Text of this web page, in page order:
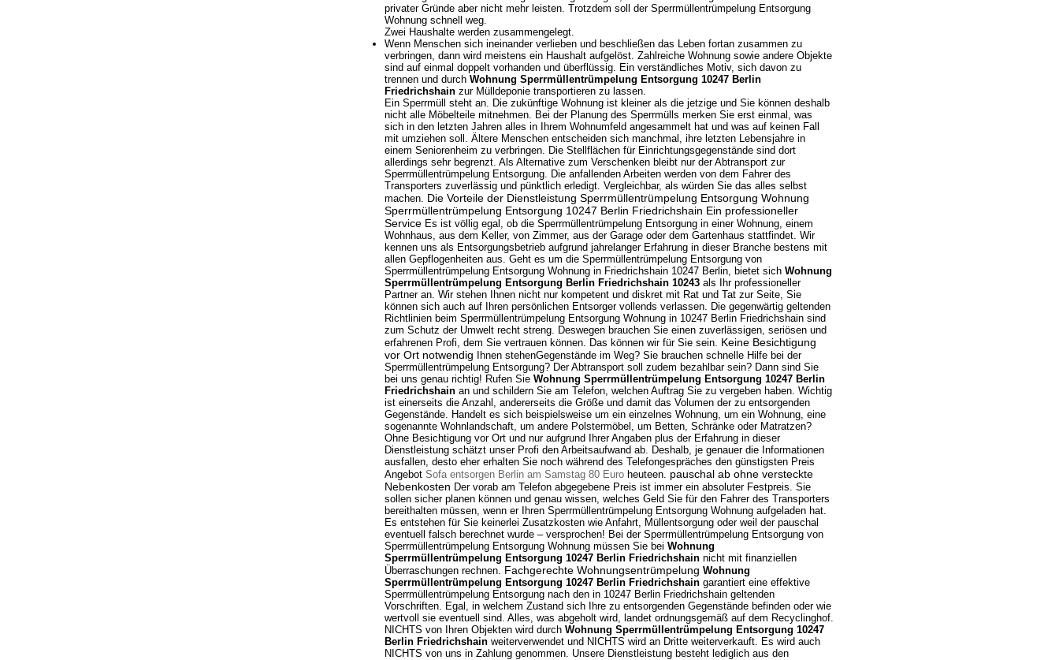
privater Gründe aber nicht mehr leisten. Trotzdem soll der Sperrmüllentrümpelung Entsorgung
Wohnung schnell weg.
Zwei Haushalte werden zusammengelegt.
Wenn Menschen sich ineinander verlieben und beschließen das Leben fortan zusammen zu
verbringen, dann wird meistens ein Haushalt aufgelöst. Zahlreiche Wohnung sowie andere Objekte
sind auf einmal doppelt vorhanden und überflüssig. Ein verständliches Motiv, sich davon zu
trennen und durch Wohnung Sperrmüllentrümpelung Entsorgung 10247 Berlin
Friedrichshain zur Mülldeponie transportieren zu lassen.
Ein Sperrmüll steht an. Die zukünftige Wohnung ist kleiner als die jetzige und Sie können deshalb
nicht alle Möbelteile mitnehmen. Bei der Planung des Sperrmülls merken Sie erst einmal, was
sich in den letzten Jahren alles in Ihrem Wohnumfeld angesammelt hat und was auf keinen Fall
mit umziehen soll. Ältere Menschen entscheiden sich manchmal, ihre letzten Lebensjahre in
einem Seniorenheim zu verbringen. Die Stellflächen für Einrichtungsgegenstände sind dort
allerdings sehr begrenzt. Als Alternative zum Verschenken bleibt nur der Abtransport zur
Sperrmüllentrümpelung Entsorgung. Die anfallenden Arbeiten werden von dem Fahrer des
Transporters zuverlässig und pünktlich erledigt. Vergleichbar, als würden Sie das alles selbst
machen. Die Vorteile der Dienstleistung Sperrmüllentrümpelung Entsorgung Wohnung
Sperrmüllentrümpelung Entsorgung 10247 Berlin Friedrichshain Ein professioneller
Service Es ist völlig egal, ob die Sperrmüllentrümpelung Entsorgung in einer Wohnung, einem
Wohnhaus, aus dem Keller, von Zimmer, aus der Garage oder dem Gartenhaus stattfindet. Wir
kennen uns als Entsorgungsbetrieb aufgrund jahrelanger Erfahrung in dieser Branche bestens mit
allen Gepflogenheiten aus. Geht es um die Sperrmüllentrümpelung Entsorgung von
Sperrmüllentrümpelung Entsorgung Wohnung in Friedrichshain 10247 Berlin, bietet sich Wohnung
Sperrmüllentrümpelung Entsorgung Berlin Friedrichshain 10243 als Ihr professioneller
Partner an. Wir stehen Ihnen nicht nur kompetent und diskret mit Rat und Tat zur Seite, Sie
können sich auch auf Ihren persönlichen Entsorger vollends verlassen. Die gegenwärtig geltenden
Richtlinien beim Sperrmüllentrümpelung Entsorgung Wohnung in 10247 Berlin Friedrichshain sind
zum Schutz der Umwelt recht streng. Deswegen brauchen Sie einen zuverlässigen, seriösen und
erfahrenen Profi, dem Sie vertrauen können. Das können wir für Sie sein. Keine Besichtigung
vor Ort notwendig Ihnen stehenGegenstände im Weg? Sie brauchen schnelle Hilfe bei der
Sperrmüllentrümpelung Entsorgung? Der Abtransport soll zudem bezahlbar sein? Dann sind Sie
bei uns genau richtig! Rufen Sie Wohnung Sperrmüllentrümpelung Entsorgung 10247 Berlin
Friedrichshain an und schildern Sie am Telefon, welchen Auftrag Sie zu vergeben haben. Wichtig
ist einerseits die Anzahl, andererseits die Größe und damit das Volumen der zu entsorgenden
Gegenstände. Handelt es sich beispielsweise um ein einzelnes Wohnung, um ein Wohnung, eine
sogenannte Wohnlandschaft, um andere Polstermöbel, um Betten, Schränke oder Matratzen?
Ohne Besichtigung vor Ort und nur aufgrund Ihrer Angaben plus der Erfahrung in dieser
Dienstleistung schätzt unser Profi den Arbeitsaufwand ab. Deshalb, je genauer die Informationen
ausfallen, desto eher erhalten Sie noch während des Telefongespräches den günstigsten Preis
Angebot Sofa entsorgen Berlin am Samstag 80 Euro heuteen. pauschal ab ohne versteckte
Nebenkosten Der vorab am Telefon abgegebene Preis ist immer ein absoluter Festpreis. Sie
sollen sicher planen können und genau wissen, welches Geld Sie für den Fahrer des Transporters
bereithalten müssen, wenn er Ihren Sperrmüllentrümpelung Entsorgung Wohnung aufgeladen hat.
Es entstehen für Sie keinerlei Zusatzkosten wie Anfahrt, Müllentsorgung oder weil der pauschal
eventuell falsch berechnet wurde – versprochen! Bei der Sperrmüllentrümpelung Entsorgung von
Sperrmüllentrümpelung Entsorgung Wohnung müssen Sie bei Wohnung
Sperrmüllentrümpelung Entsorgung 10247 Berlin Friedrichshain nicht mit finanziellen
Überraschungen rechnen. Fachgerechte Wohnungsentrümpelung Wohnung
Sperrmüllentrümpelung Entsorgung 10247 Berlin Friedrichshain garantiert eine effektive
Sperrmüllentrümpelung Entsorgung nach den in 10247 Berlin Friedrichshain geltenden
Vorschriften. Egal, in welchem Zustand sich Ihre zu entsorgenden Gegenstände befinden oder wie
wertvoll sie eventuell sind. Alles, was abgeholt wird, landet ordnungsgemäß auf dem Recyclinghof.
NICHTS von Ihren Objekten wird durch Wohnung Sperrmüllentrümpelung Entsorgung 10247
Berlin Friedrichshain weiterverwendet und NICHTS wird an Dritte weiterverkauft. Es wird auch
NICHTS von uns in Zahlung genommen. Unsere Dienstleistung besteht lediglich aus den